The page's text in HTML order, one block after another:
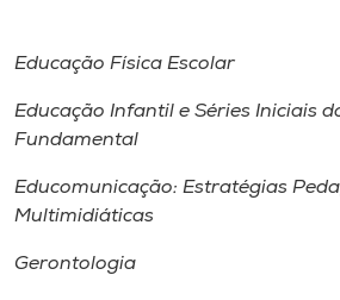
Educação Física Escolar
Educação Infantil e Séries Iniciais
Fundamental
Educomunicação: Estratégias
Multimidiáticas
Gerontologia